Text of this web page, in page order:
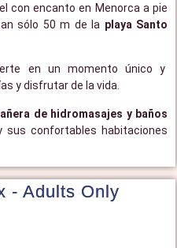
con encanto en Menorca a pie
sólo 50 m de la playa Santo
en un momento único y
y disfrutar de la vida.
de hidromasajes y baños
sus confortables habitaciones
- Adults Only